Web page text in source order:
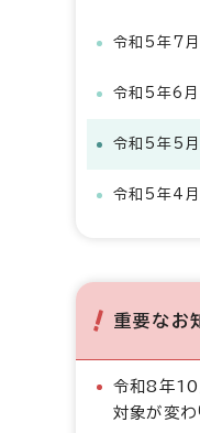
令和5年7
令和5年6
令和5年5
令和5年4
重要なお
令和8年10
対象が変わ